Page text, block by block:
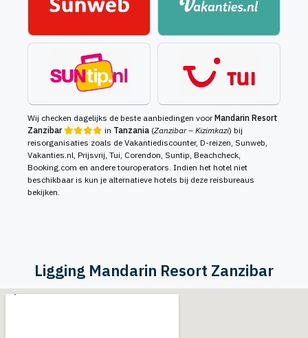
Wij checken dagelijks de beste aanbiedingen voorMandarin Resort
Zanzibar
in Tanzania (Zanzibar – Kizimkazi) bij
reisorganisaties zoals de Vakantiediscounter, D-reizen, Sunweb,
Vakanties.nl, Prijsvrij, Tui, Corendon, Suntip, Beachcheck,
Booking.com en andere touroperators. Indien het hotel niet
beschikbaar is kun je alternatieve hotels bij deze reisbureaus
bekijken.
Ligging Mandarin Resort Zanzibar